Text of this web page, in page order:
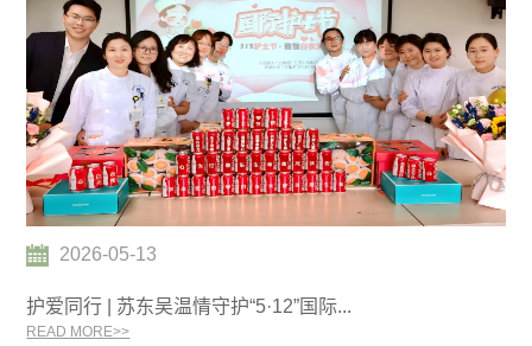
2026-05-13
护爱同行 | 苏东吴温情守护“5·12”国际...
READ MORE>>